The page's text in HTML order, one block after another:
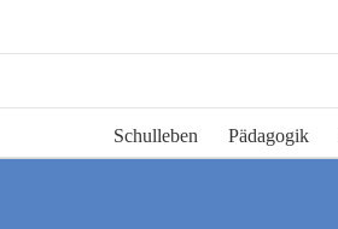
Schulleben Pädagogik